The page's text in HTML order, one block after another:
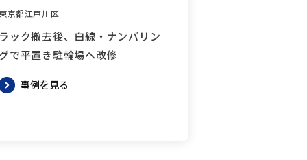
京都江戸川区
ック撤去後、白線・ナンバリン
で平置き駐輪場へ改修
事例を見る